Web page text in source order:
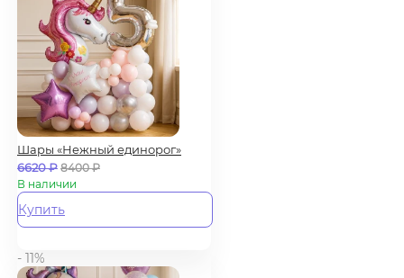
Шары «Нежный единорог»
6620₽ 8400₽
В наличии
Купить
- 11%